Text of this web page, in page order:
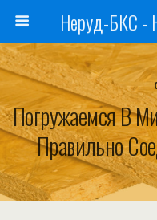
Неруд-БКС -
Погружаемся В
Правильно